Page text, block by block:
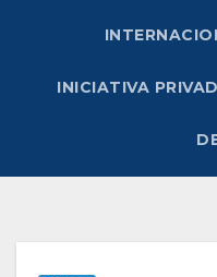
INICIATIVA